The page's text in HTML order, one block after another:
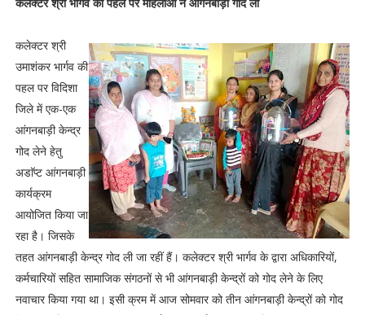
कलेक्टर श्री
उमाशंकर भार्गव की
पहल पर विदिशा
जिले में एक-एक
आंगनबाड़ी केन्द्र
गोद लेने हेतु
अडाॅप्ट आंगनबाड़ी
कार्यक्रम
आयोजित किया जा
रहा है। जिसके
तहत आंगनबाड़ी केन्द्र गोद ली जा रहीं हैं। कलेक्टर श्री भार्गव के द्वारा अधिकारियों,
कर्मचारियों सहित सामाजिक संगठनों से भी आंगनबाड़ी केन्द्रों को गोद लेने के लिए
नवाचार किया गया था। इसी क्रम में आज सोमवार को तीन आंगनबाड़ी केन्द्रों को गोद